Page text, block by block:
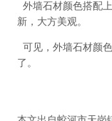
外墙石材颜色搭配
新，大方美观。
可见，外墙石材颜
了。